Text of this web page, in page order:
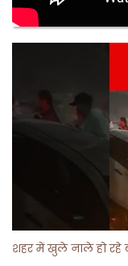
शहर में खुले नाले हो रहे